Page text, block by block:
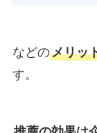
などのメリッ
す。